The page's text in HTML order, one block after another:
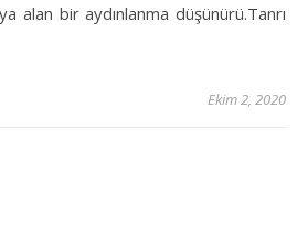
alan bir aydınlanma düşünürü.Tanrı
Ekim 2, 2020